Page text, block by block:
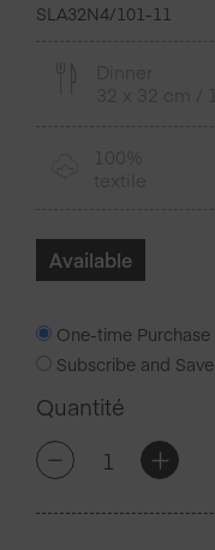
SLA32N4/101-11
Available
One-time Purchase
Subscribe and Save
Quantité
-
quantité
+